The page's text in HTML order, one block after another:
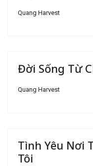
Quang Harvest
Đời Sống Từ
Quang Harvest
Tình Yêu Nơi
Tôi